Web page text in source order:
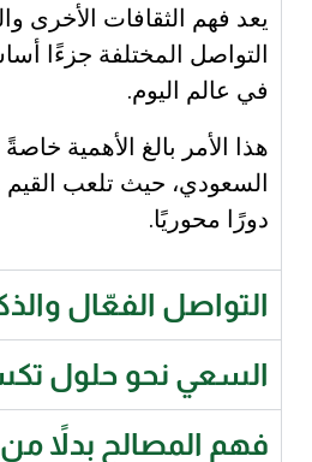
يعد فهم الثقافات الأخرى
التواصل المختلفة جزءًا
في عالم اليوم.
هذا الأمر بالغ الأهمية
السعودي، حيث تلعب القيم
دورًا محوريًا.
التواصل الفعّال
السعي نحو حلول
فهم المصالح بدلاً